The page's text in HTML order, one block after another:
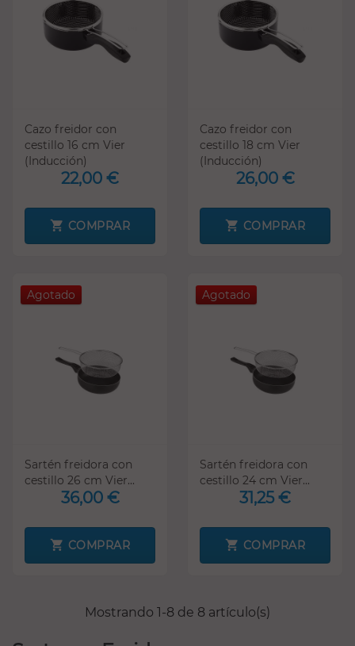
Cazo freidor con
cestillo 16 cm Vier
(Inducción)
22,00 €
COMPRAR
Cazo freidor con
cestillo 18 cm Vier
(Inducción)
26,00 €
COMPRAR
Agotado
Sartén freidora con
cestillo 26 cm Vier...
36,00 €
COMPRAR
Agotado
Sartén freidora con
cestillo 24 cm Vier...
31,25 €
COMPRAR
Mostrando 1-8 de 8 artículo(s)